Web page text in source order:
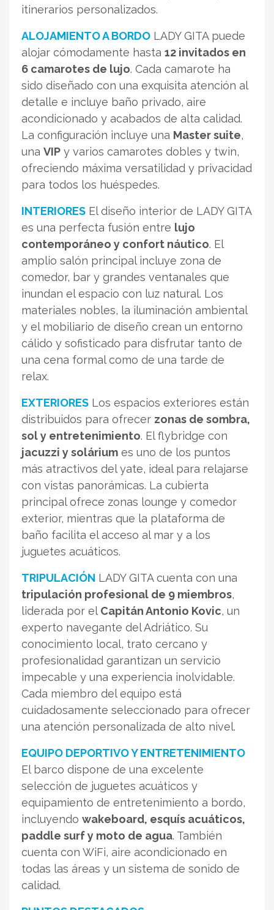
itinerarios personalizados.
ALOJAMIENTO A BORDO LADY GITA puede
alojar cómodamente hasta 12 invitados en
6 camarotes de lujo. Cada camarote ha
sido diseñado con una exquisita atención al
detalle e incluye baño privado, aire
acondicionado y acabados de alta calidad.
La configuración incluye una Master suite,
una VIP y varios camarotes dobles y twin,
ofreciendo máxima versatilidad y privacidad
para todos los huéspedes.
INTERIORES El diseño interior de LADY GITA
es una perfecta fusión entre lujo
contemporáneo y confort náutico. El
amplio salón principal incluye zona de
comedor, bar y grandes ventanales que
inundan el espacio con luz natural. Los
materiales nobles, la iluminación ambiental
y el mobiliario de diseño crean un entorno
cálido y sofisticado para disfrutar tanto de
una cena formal como de una tarde de
relax.
EXTERIORES Los espacios exteriores están
distribuidos para ofrecer zonas de sombra,
sol y entretenimiento. El flybridge con
jacuzzi y solárium es uno de los puntos
más atractivos del yate, ideal para relajarse
con vistas panorámicas. La cubierta
principal ofrece zonas lounge y comedor
exterior, mientras que la plataforma de
baño facilita el acceso al mar y a los
juguetes acuáticos.
TRIPULACIÓN LADY GITA cuenta con una
tripulación profesional de 9 miembros,
liderada por el Capitán Antonio Kovic, un
experto navegante del Adriático. Su
conocimiento local, trato cercano y
profesionalidad garantizan un servicio
impecable y una experiencia inolvidable.
Cada miembro del equipo está
cuidadosamente seleccionado para ofrecer
una atención personalizada de alto nivel.
EQUIPO DEPORTIVO Y ENTRETENIMIENTO
El barco dispone de una excelente
selección de juguetes acuáticos y
equipamiento de entretenimiento a bordo,
incluyendo wakeboard, esquís acuáticos,
paddle surf y moto de agua. También
cuenta con WiFi, aire acondicionado en
todas las áreas y un sistema de sonido de
calidad.